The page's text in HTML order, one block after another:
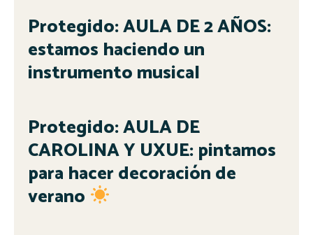
Protegido: AULA DE 2 AÑOS:
estamos haciendo un
instrumento musical
Protegido: AULA DE
CAROLINA Y UXUE: pintamos
para hacer decoración de
verano